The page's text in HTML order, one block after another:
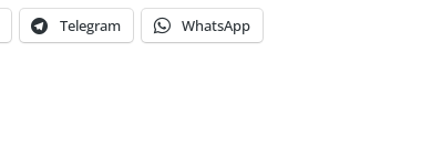
Telegram WhatsApp